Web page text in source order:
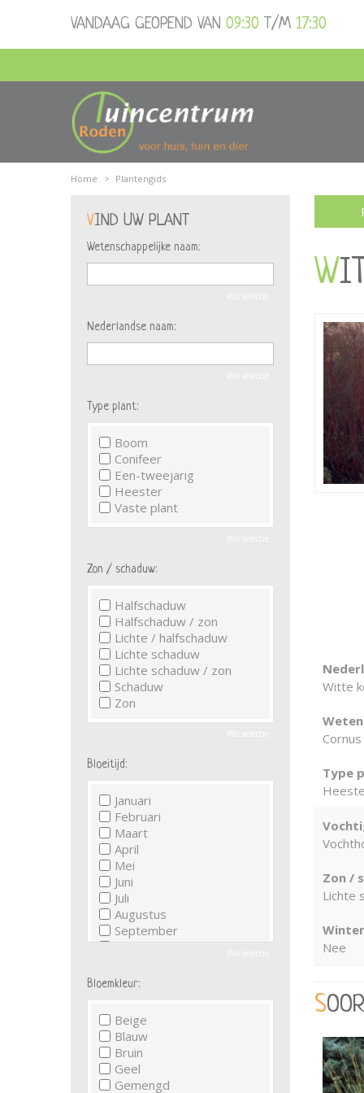
Home > Plantengids
VANDAAG GEOPEND VAN 09:30 T/M 17:30
Witte
Type
Zon /
Lichte
Nee
VIND UW PLANT
Wetenschappelijke naam:
Nederlandse naam:
Type plant:
Boom
Conifeer
Een-tweejarig
Heester
Vaste plant
Zon / schaduw:
Halfschaduw
Halfschaduw / zon
Lichte / halfschaduw
Lichte schaduw
Lichte schaduw / zon
Schaduw
Zon
Bloeitijd:
Januari
Februari
Maart
April
Mei
Juni
Juli
Augustus
September
December
Bloemkleur:
Beige
Blauw
Bruin
Geel
Gemengd